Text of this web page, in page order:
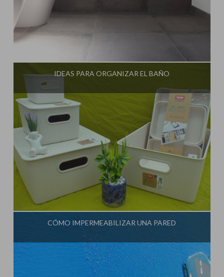
IDEAS PARA ORGANIZAR EL BAÑO
Influencer:Idea Tu Mismo
CÓMO IMPERMEABILIZAR UNA PARED